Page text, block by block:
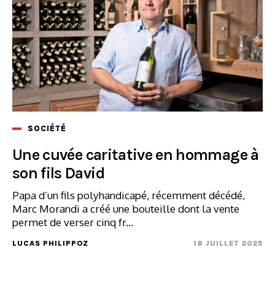
SOCIÉTÉ
Une cuvée caritative en hommage à
son fils David
Papa d’un fils polyhandicapé, récemment décédé,
Marc Morandi a créé une bouteille dont la vente
permet de verser cinq fr...
LUCAS PHILIPPOZ 18 JUILLET 2025